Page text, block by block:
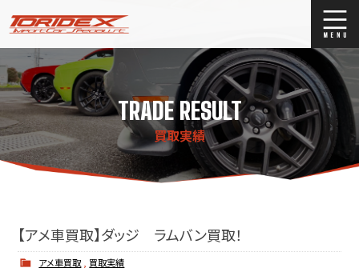
ブログ
Stock list
ストックリスト
買取
TRADE RESULT
買取実績
【アメ車買取】ダッジ ラムバン買取！
アメ車買取 買取実績